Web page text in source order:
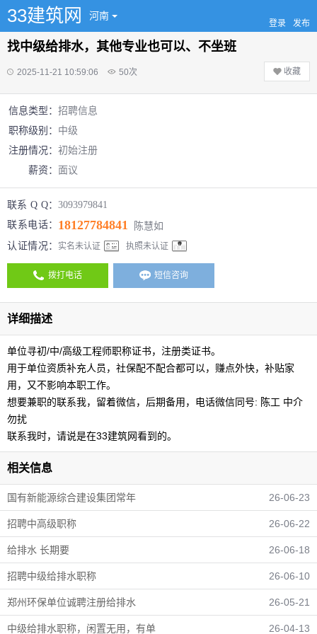
33建筑网 河南
登录 发布
找中级给排水，其他专业也可以、不坐班
2025-11-21 10:59:06 50次 收藏
信息类型： 招聘信息
职称级别： 中级
注册情况： 初始注册
薪资： 面议
联系 Q Q： 3093979841
联系电话： 18127784841 陈慧如
认证情况：
实名未认证 执照未认证
拨打电话 短信咨询
详细描述
单位寻初/中/高级工程师职称证书，注册类证书。
用于单位资质补充人员，社保配不配合都可以，赚点外快，补贴家
用，又不影响本职工作。
想要兼职的联系我，留着微信，后期备用，电话微信同号: 陈工 中介
勿扰
联系我时，请说是在33建筑网看到的。
相关信息
国有新能源综合建设集团常年 26-06-23
招聘中高级职称 26-06-22
给排水 长期要 26-06-18
招聘中级给排水职称 26-06-10
郑州环保单位诚聘注册给排水 26-05-21
中级给排水职称，闲置无用，有单 26-04-13